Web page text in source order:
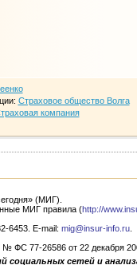
Страховое общество Волга
компания
(МИГ).
МИГ правила (http://
6453. E-mail: mig@insur-info.ru
ФС 77-26586 от 22 декабря
социальных сетей и